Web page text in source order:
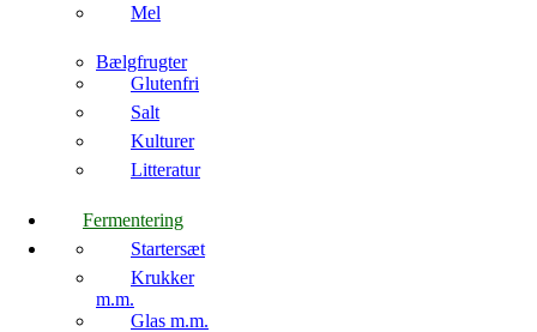
Mel
Bælgfrugter
Glutenfri
Salt
Kulturer
Litteratur
Fermentering
Startersæt
Krukker
m.m.
Glas m.m.